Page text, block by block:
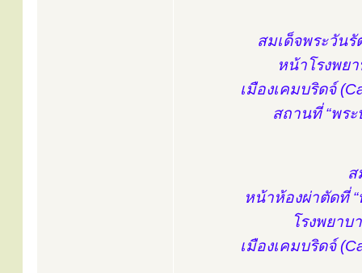
สมเด็จพระวัน
หน้าโรงพย
เมืองเคมบริดจ์
สถานที่ “พร
ส
หน้าห้องผ่าตัดที่
โรงพยาบ
เมืองเคมบริดจ์